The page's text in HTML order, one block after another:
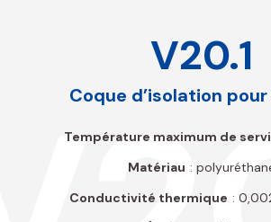
V20.1
Coque d’isolation
Température maximum de
Matériau :
Conductivité thermique :